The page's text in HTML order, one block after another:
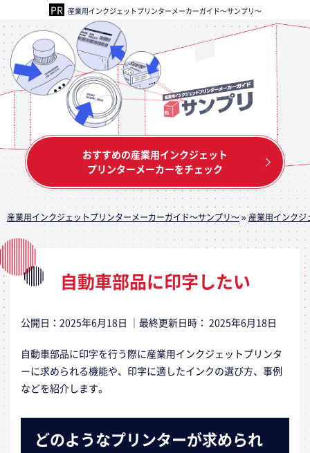
産業用インクジェットプリンターメーカーガイド～サンプリ～
おすすめの産業用インクジェット
プリンターメーカーをチェック
産業用インクジェットプリンターメーカーガイド～サンプリ～»産業用インク
自動車部品に印字したい
公開日： 2025年6月18日 ｜最終更新日時： 2025年6月18日
自動車部品に印字を行う際に産業用インクジェットプリンタ
ーに求められる機能や、印字に適したインクの選び方、事例
などを紹介します。
どのようなプリンターが求められ